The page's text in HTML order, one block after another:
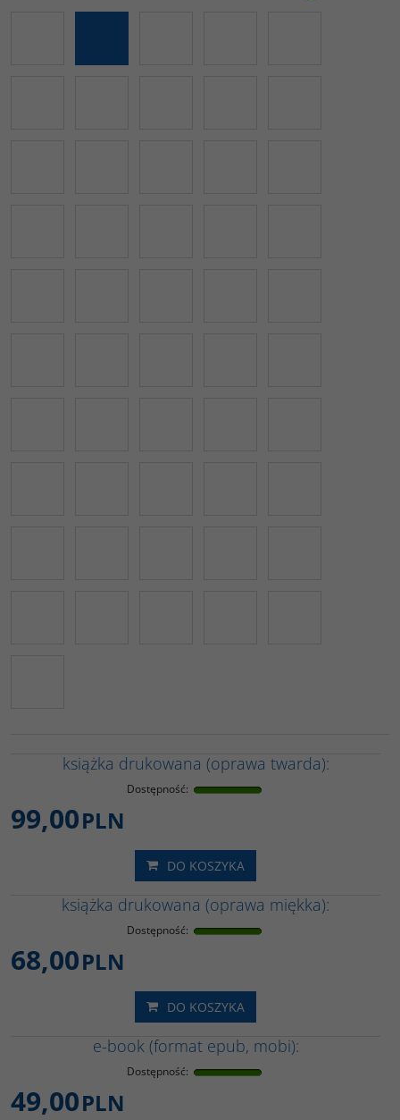
książka drukowana (oprawa twarda):
Dostępność:
99,00PLN
DO KOSZYKA
książka drukowana (oprawa miękka):
Dostępność:
68,00PLN
DO KOSZYKA
e-book (format epub, mobi):
Dostępność:
49,00PLN